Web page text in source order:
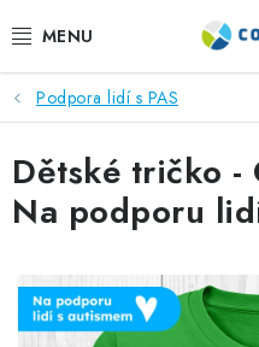
na
REKLAMNÍ TEXTIL
REKLAMNÍ PŘEDMĚTY
ČEPICE A DOPLŇKY
PRACOVNÍ OBLEČENÍ
Podpora lidí s PAS
Dětské tričko -
Na podporu